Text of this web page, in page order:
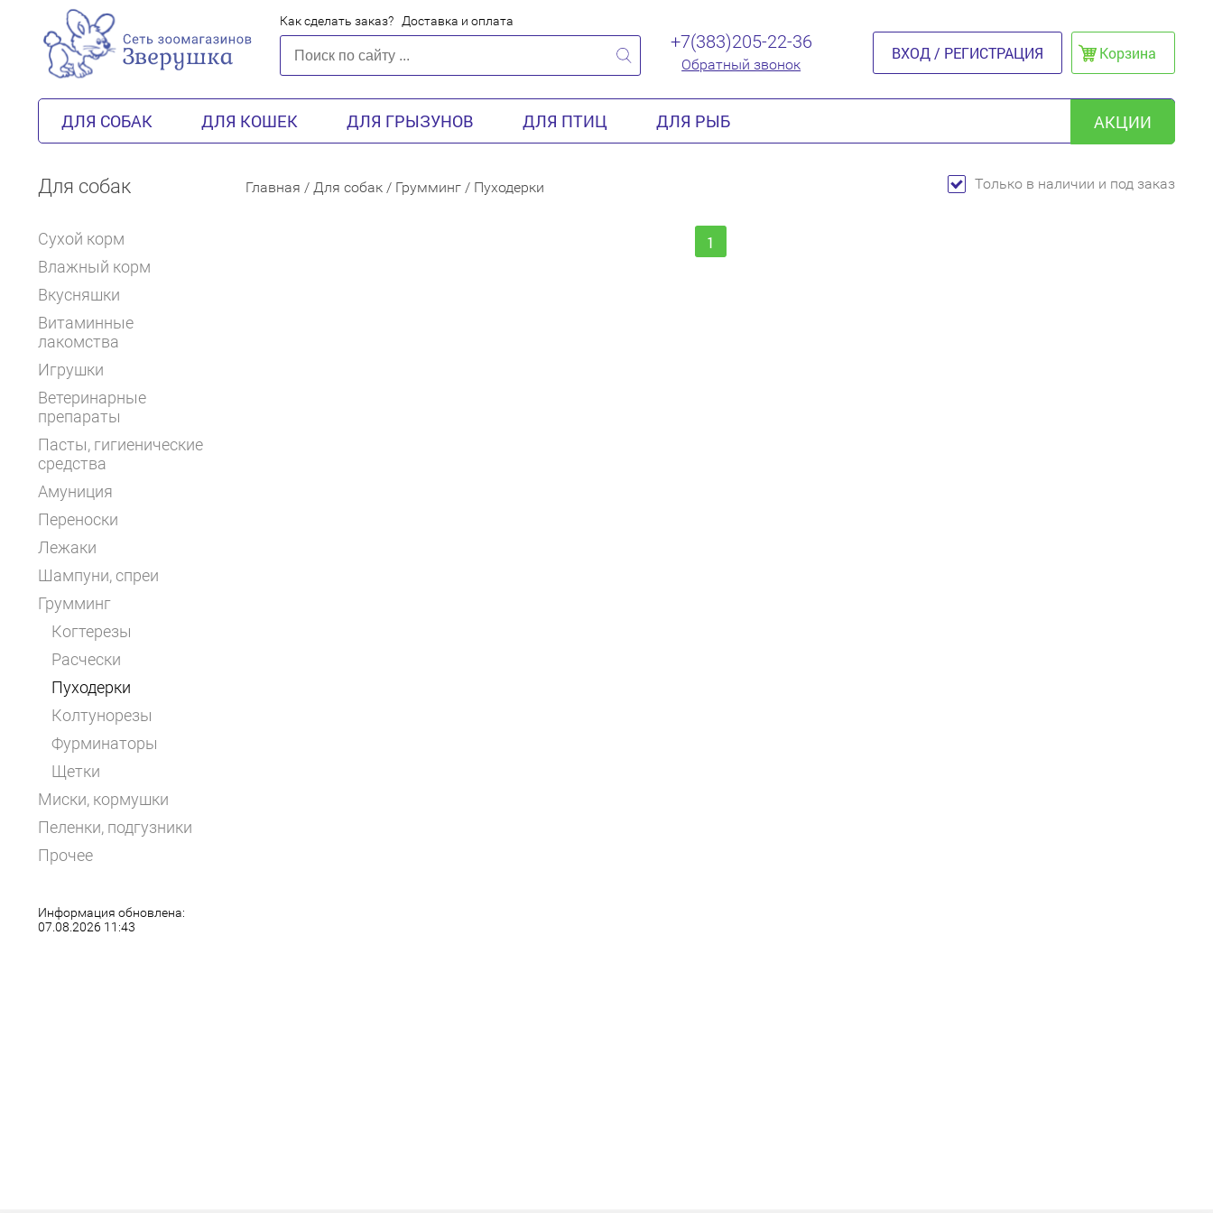
Как сделать заказ? Доставка и оплата
+7(383)205-22-36
Обратный звонок
ВХОД / РЕГИСТРАЦИЯ Корзина
ДЛЯ СОБАК ДЛЯ КОШЕК ДЛЯ ГРЫЗУНОВ ДЛЯ ПТИЦ ДЛЯ РЫБ АКЦИИ
Для собак
Сухой корм
Влажный корм
Вкусняшки
Витаминные
лакомства
Игрушки
Ветеринарные
препараты
Пасты, гигиенические
средства
Амуниция
Переноски
Лежаки
Шампуни, спреи
Грумминг
Когтерезы
Расчески
Пуходерки
Колтунорезы
Фурминаторы
Щетки
Миски, кормушки
Пеленки, подгузники
Прочее
Информация обновлена:
07.08.2026 11:43
Главная / Для собак / Грумминг / Пуходерки Только в наличии и под заказ
1